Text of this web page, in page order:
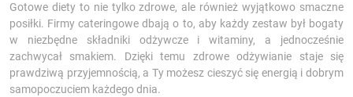
Gotowe diety to nie tylko zdrowe, ale również wyjątkowo smaczne
posiłki. Firmy cateringowe dbają o to, aby każdy zestaw był bogaty
w niezbędne składniki odżywcze i witaminy, a jednocześnie
zachwycał smakiem. Dzięki temu zdrowe odżywianie staje się
prawdziwą przyjemnością, a Ty możesz cieszyć się energią i dobrym
samopoczuciem każdego dnia.